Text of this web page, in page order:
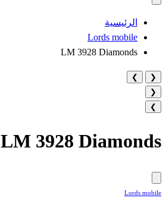
الرئيسية
Lords mobile
LM 3928 Diamonds
❮
❯
❮
❯
LM 3928 Diamonds
Lords mobile